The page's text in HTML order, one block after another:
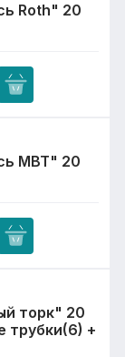
Roth" 20
MBT" 20
торк" 20
трубки(6) +